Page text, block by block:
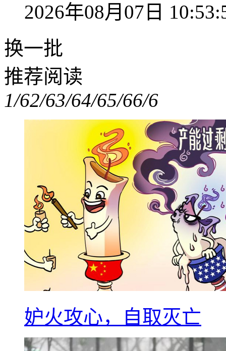
2026年08月07日
换一批
推荐阅读
1/62/63/64/65/66/6
妒火攻心，自取灭亡